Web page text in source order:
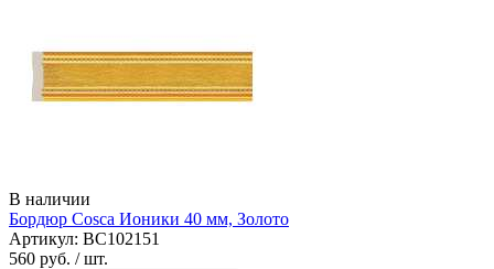
В наличии
Бордюр Cosca Ионики 40 мм, Золото
Артикул: BC102151
560 руб. / шт.